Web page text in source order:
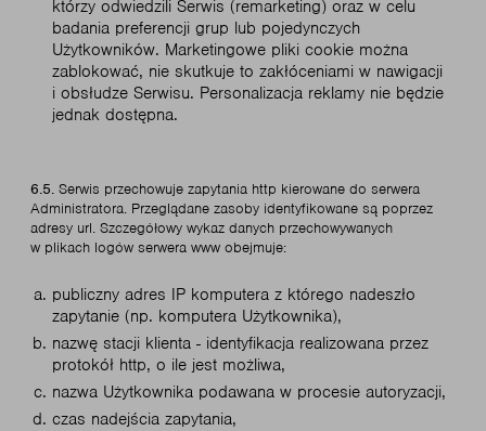
którzy odwiedzili Serwis (remarketing) oraz w celu
badania preferencji grup lub pojedynczych
Użytkowników. Marketingowe pliki cookie można
zablokować, nie skutkuje to zakłóceniami w nawigacji
i obsłudze Serwisu. Personalizacja reklamy nie będzie
jednak dostępna.
6.5. Serwis przechowuje zapytania http kierowane do serwera
Administratora. Przeglądane zasoby identyfikowane są poprzez
adresy url. Szczegółowy wykaz danych przechowywanych
w plikach logów serwera www obejmuje:
publiczny adres IP komputera z którego nadeszło
zapytanie (np. komputera Użytkownika),
nazwę stacji klienta - identyfikacja realizowana przez
protokół http, o ile jest możliwa,
nazwa Użytkownika podawana w procesie autoryzacji,
czas nadejścia zapytania,